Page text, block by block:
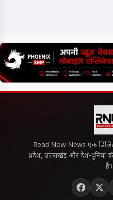
Read Now News एक
प्रदेश, उत्तराखंड और देश-
है।